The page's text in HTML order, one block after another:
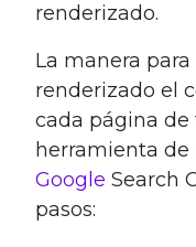
renderizado.
La manera
renderizado el
cada página
herramienta de
Google Search
pasos: